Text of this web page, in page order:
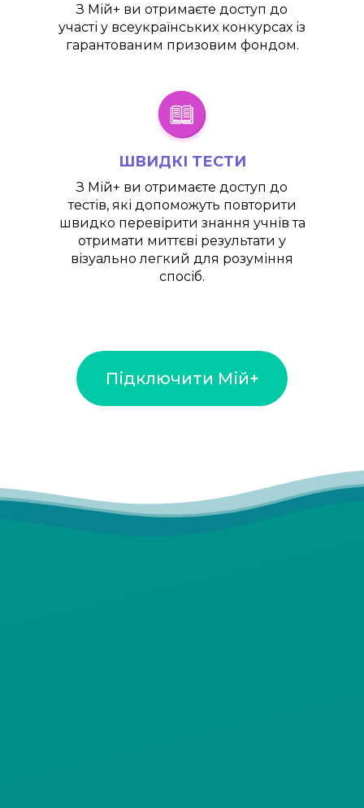
З Мій+ ви отримаєте доступ до
участі у всеукраїнських конкурсах із
гарантованим призовим фондом.
ШВИДКІ ТЕСТИ
З Мій+ ви отримаєте доступ до
тестів, які допоможуть повторити
швидко перевірити знання учнів та
отримати миттєві результати у
візуально легкий для розуміння
спосіб.
Підключити Мій+